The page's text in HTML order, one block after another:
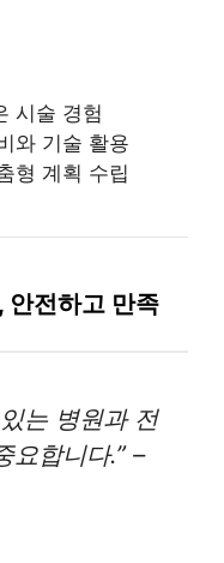
시술 경험
와 기술 활용
형 계획 수립
안전하고 만족
는 병원과 전
요합니다.” –